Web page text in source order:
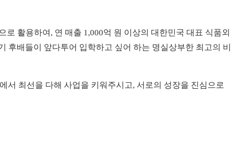
활용하여, 연 매출 1,000억 원 이상의 대한민국 대표 식품외
후배들이 앞다투어 입학하고 싶어 하는 명실상부한 최고의 비
서 최선을 다해 사업을 키워주시고, 서로의 성장을 진심으로